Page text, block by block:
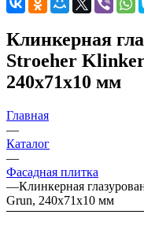
Клинкерная
Stroeher
240х71х10 мм
Главная
—
Каталог
—
Фасадная плитка
—Клинкерная
Grun, 240х71х10 мм